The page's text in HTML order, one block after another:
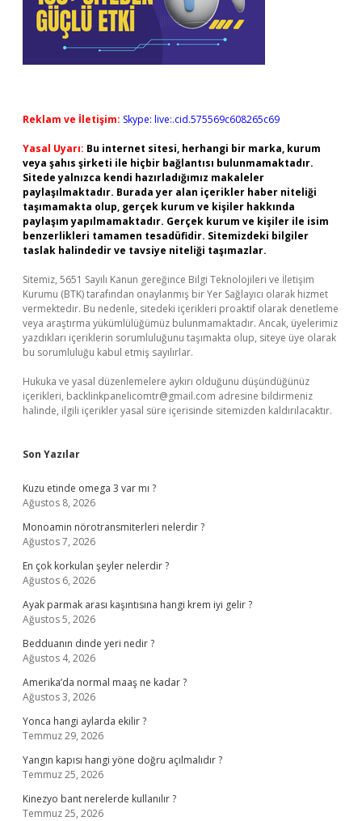
Reklam ve İletişim: Skype: live:.cid.575569c608265c69
Yasal Uyarı: Bu internet sitesi, herhangi bir marka, kurum
veya şahıs şirketi ile hiçbir bağlantısı bulunmamaktadır.
Sitede yalnızca kendi hazırladığımız makaleler
paylaşılmaktadır. Burada yer alan içerikler haber niteliği
taşımamakta olup, gerçek kurum ve kişiler hakkında
paylaşım yapılmamaktadır. Gerçek kurum ve kişiler ile isim
benzerlikleri tamamen tesadüfidir. Sitemizdeki bilgiler
taslak halindedir ve tavsiye niteliği taşımazlar.
Sitemiz, 5651 Sayılı Kanun gereğince Bilgi Teknolojileri ve İletişim
Kurumu (BTK) tarafından onaylanmış bir Yer Sağlayıcı olarak hizmet
vermektedir. Bu nedenle, sitedeki içerikleri proaktif olarak denetleme
veya araştırma yükümlülüğümüz bulunmamaktadır. Ancak, üyelerimiz
yazdıkları içeriklerin sorumluluğunu taşımakta olup, siteye üye olarak
bu sorumluluğu kabul etmiş sayılırlar.
Hukuka ve yasal düzenlemelere aykırı olduğunu düşündüğünüz
içerikleri, backlinkpanelicomtr@gmail.com adresine bildirmeniz
halinde, ilgili içerikler yasal süre içerisinde sitemizden kaldırılacaktır.
Son Yazılar
Kuzu etinde omega 3 var mı ?
Ağustos 8, 2026
Monoamin nörotransmiterleri nelerdir ?
Ağustos 7, 2026
En çok korkulan şeyler nelerdir ?
Ağustos 6, 2026
Ayak parmak arası kaşıntısına hangi krem iyi gelir ?
Ağustos 5, 2026
Bedduanın dinde yeri nedir ?
Ağustos 4, 2026
Amerika’da normal maaş ne kadar ?
Ağustos 3, 2026
Yonca hangi aylarda ekilir ?
Temmuz 29, 2026
Yangın kapısı hangi yöne doğru açılmalıdır ?
Temmuz 25, 2026
Kinezyo bant nerelerde kullanılır ?
Temmuz 25, 2026